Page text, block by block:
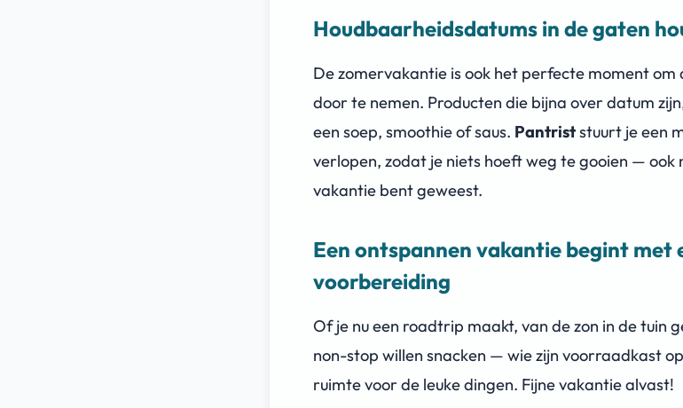
Houdbaarheidsdatums in de gaten
De zomervakantie is ook het perfecte moment
door te nemen. Producten die bijna over datum
een soep, smoothie of saus. Pantriststuurt je een
verlopen, zodat je niets hoeft weg te gooien — ook
vakantie bent geweest.
Een ontspannen vakantie begint met
voorbereiding
Of je nu een roadtrip maakt, van de zon in de tuin
non-stop willen snacken — wie zijn voorraadkast
ruimte voor de leuke dingen. Fijne vakantie alvast!